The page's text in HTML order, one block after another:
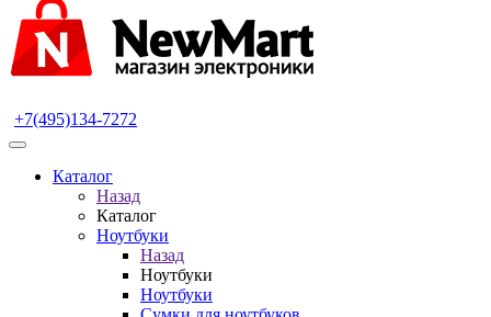
+7(495)134-7272
Каталог
Назад
Каталог
Ноутбуки
Назад
Ноутбуки
Ноутбуки